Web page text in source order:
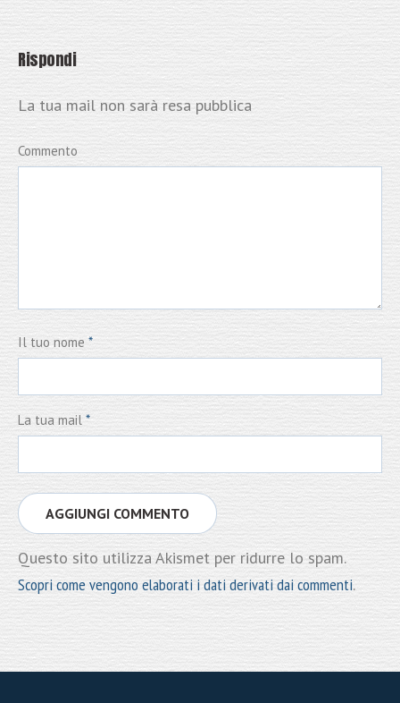
Rispondi
La tua mail non sarà resa pubblica
Commento
Il tuo nome *
La tua mail *
Questo sito utilizza Akismet per ridurre lo spam.
Scopri come vengono elaborati i dati derivati dai commenti.